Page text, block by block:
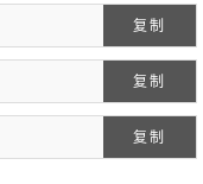
复制
复制
复制